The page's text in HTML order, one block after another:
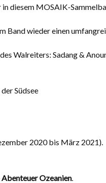
diesem MOSAIK-
Band wieder einen
Walreiters: Sadang &
Südsee
2020 bis März 2021).
Abenteuer Ozeanien.